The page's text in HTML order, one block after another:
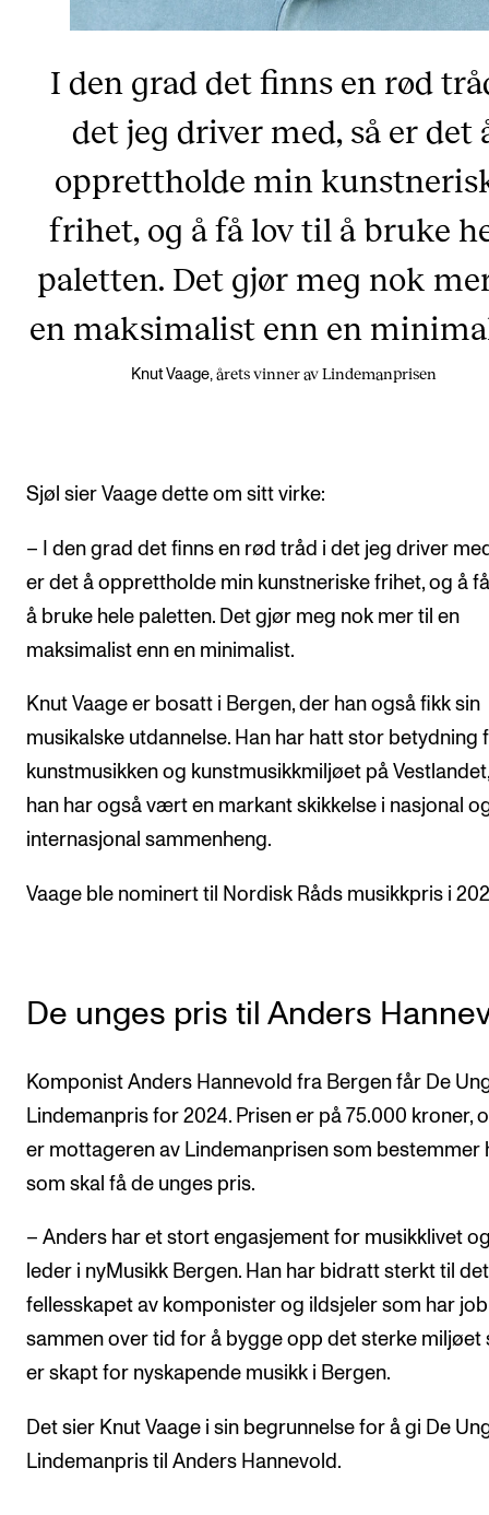
I den grad det finns en rød
det jeg driver med, så er det
opprettholde min
frihet, og å få lov til å bruke
paletten. Det gjør meg nok
en maksimalist enn en
Knut Vaage, årets vinner av Lindemanprisen
Sjøl sier Vaage dette om sitt virke:
– I den grad det finns en rød tråd i det jeg driver
er det å opprettholde min kunstneriske frihet, og å
å bruke hele paletten. Det gjør meg nok mer til en
maksimalist enn en minimalist.
Knut Vaage er bosatt i Bergen, der han også fikk sin
musikalske utdannelse. Han har hatt stor betydning
kunstmusikken og kunstmusikkmiljøet på
han har også vært en markant skikkelse i nasjonal
internasjonal sammenheng.
Vaage ble nominert til Nordisk Råds musikkpris i
De unges pris til Anders
Komponist Anders Hannevold fra Bergen får De
Lindemanpris for 2024. Prisen er på 75.000 kroner,
er mottageren av Lindemanprisen som bestemmer
som skal få de unges pris.
– Anders har et stort engasjement for musikklivet
leder i nyMusikk Bergen. Han har bidratt sterkt til det
fellesskapet av komponister og ildsjeler som har
sammen over tid for å bygge opp det sterke miljøet
er skapt for nyskapende musikk i Bergen.
Det sier Knut Vaage i sin begrunnelse for å gi De
Lindemanpris til Anders Hannevold.